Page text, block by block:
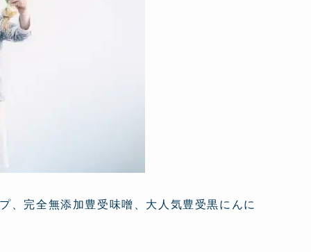
、完全無添加豊受味噌、大人気豊受黒にんに